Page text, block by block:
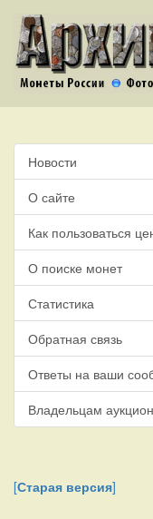
Новости
О сайте
Как пользоваться
О поиске монет
Статистика
Обратная связь
Ответы на ваши
Владельцам
[Старая версия]